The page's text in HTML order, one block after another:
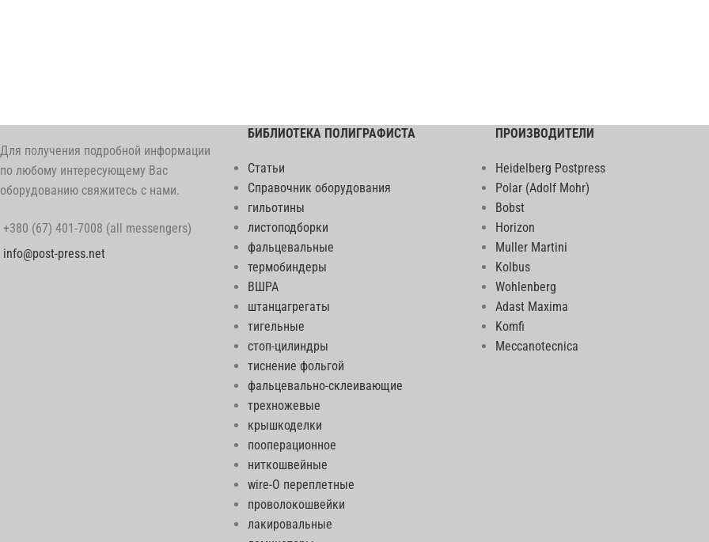
Для получения подробной информации
по любому интересующему Вас
оборудованию свяжитесь с нами.
+380 (67) 401-7008 (all messengers)
info@post-press.net
БИБЛИОТЕКА ПОЛИГРАФИСТА
Статьи
Справочник оборудования
гильотины
листоподборки
фальцевальные
термобиндеры
ВШРА
штанцагрегаты
тигельные
стоп-цилиндры
тиснение фольгой
фальцевально-склеивающие
трехножевые
крышкоделки
пооперационное
ниткошвейные
wire-O переплетные
проволокошвейки
лакировальные
ПРОИЗВОДИТЕЛИ
Heidelberg Postpress
Polar (Adolf Mohr)
Bobst
Horizon
Muller Martini
Kolbus
Wohlenberg
Adast Maxima
Komfi
Meccanotecnica